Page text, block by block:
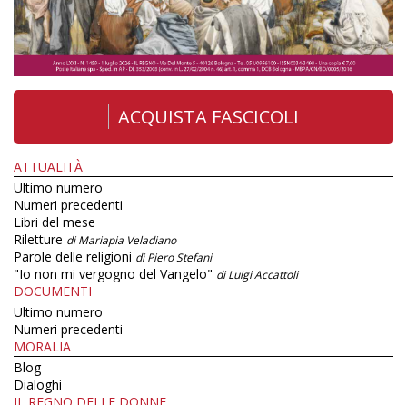
ACQUISTA FASCICOLI
ATTUALITÀ
Ultimo numero
Numeri precedenti
Libri del mese
Riletture di Mariapia Veladiano
Parole delle religioni di Piero Stefani
"Io non mi vergogno del Vangelo" di Luigi Accattoli
DOCUMENTI
Ultimo numero
Numeri precedenti
MORALIA
Blog
Dialoghi